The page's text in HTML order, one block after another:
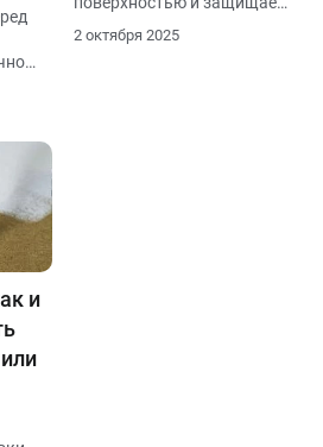
от коррозии. Перед
нанесением металл
2 октября 2025
и